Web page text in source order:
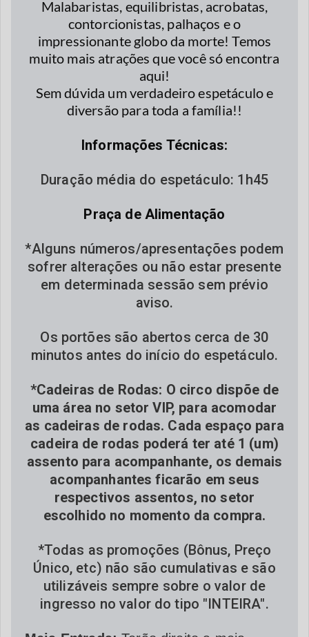
Malabaristas, equilibristas, acrobatas,
contorcionistas, palhaços e o
impressionante globo da morte! Temos
muito mais atrações que você só encontra
aqui!
Sem dúvida um verdadeiro espetáculo e
diversão para toda a família!!
Informações Técnicas:
Duração média do espetáculo: 1h45
Praça de Alimentação
*Alguns números/apresentações podem
sofrer alterações ou não estar presente
em determinada sessão sem prévio
aviso.
Os portões são abertos cerca de 30
minutos antes do início do espetáculo.
*Cadeiras de Rodas: O circo dispõe de
uma área no setor VIP, para acomodar
as cadeiras de rodas. Cada espaço para
cadeira de rodas poderá ter até 1 (um)
assento para acompanhante, os demais
acompanhantes ficarão em seus
respectivos assentos, no setor
escolhido no momento da compra.
*Todas as promoções (Bônus, Preço
Único, etc) não são cumulativas e são
utilizáveis sempre sobre o valor de
ingresso no valor do tipo "INTEIRA".